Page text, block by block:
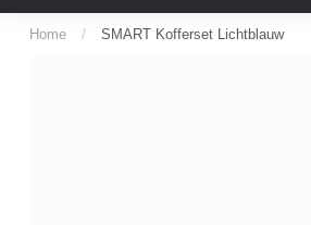
Home / SMART Kofferset Lichtblauw